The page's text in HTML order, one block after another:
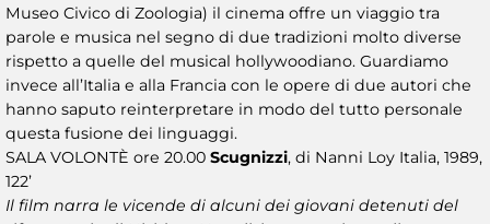
Museo Civico di Zoologia) il cinema offre un viaggio tra
parole e musica nel segno di due tradizioni molto diverse
rispetto a quelle del musical hollywoodiano. Guardiamo
invece all’Italia e alla Francia con le opere di due autori che
hanno saputo reinterpretare in modo del tutto personale
questa fusione dei linguaggi.
SALA VOLONTÈ ore 20.00 Scugnizzi, di Nanni Loy Italia, 1989,
122’
Il film narra le vicende di alcuni dei giovani detenuti del